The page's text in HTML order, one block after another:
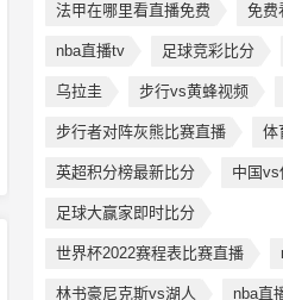
法甲在哪里看直播免费 免费
nba直播tv 足球竞彩比分
乌拉圭 步行vs黄蜂视频
步行者对阵灰熊比赛直播 体
英超积分榜最新比分 中国vs
足球大赢家即时比分
世界杯2022赛程表比赛直播
林书豪尼克斯vs湖人 nba直